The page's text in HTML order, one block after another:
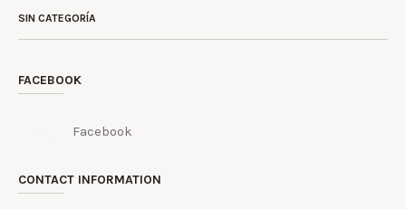
SIN CATEGORÍA
FACEBOOK
Facebook
CONTACT INFORMATION